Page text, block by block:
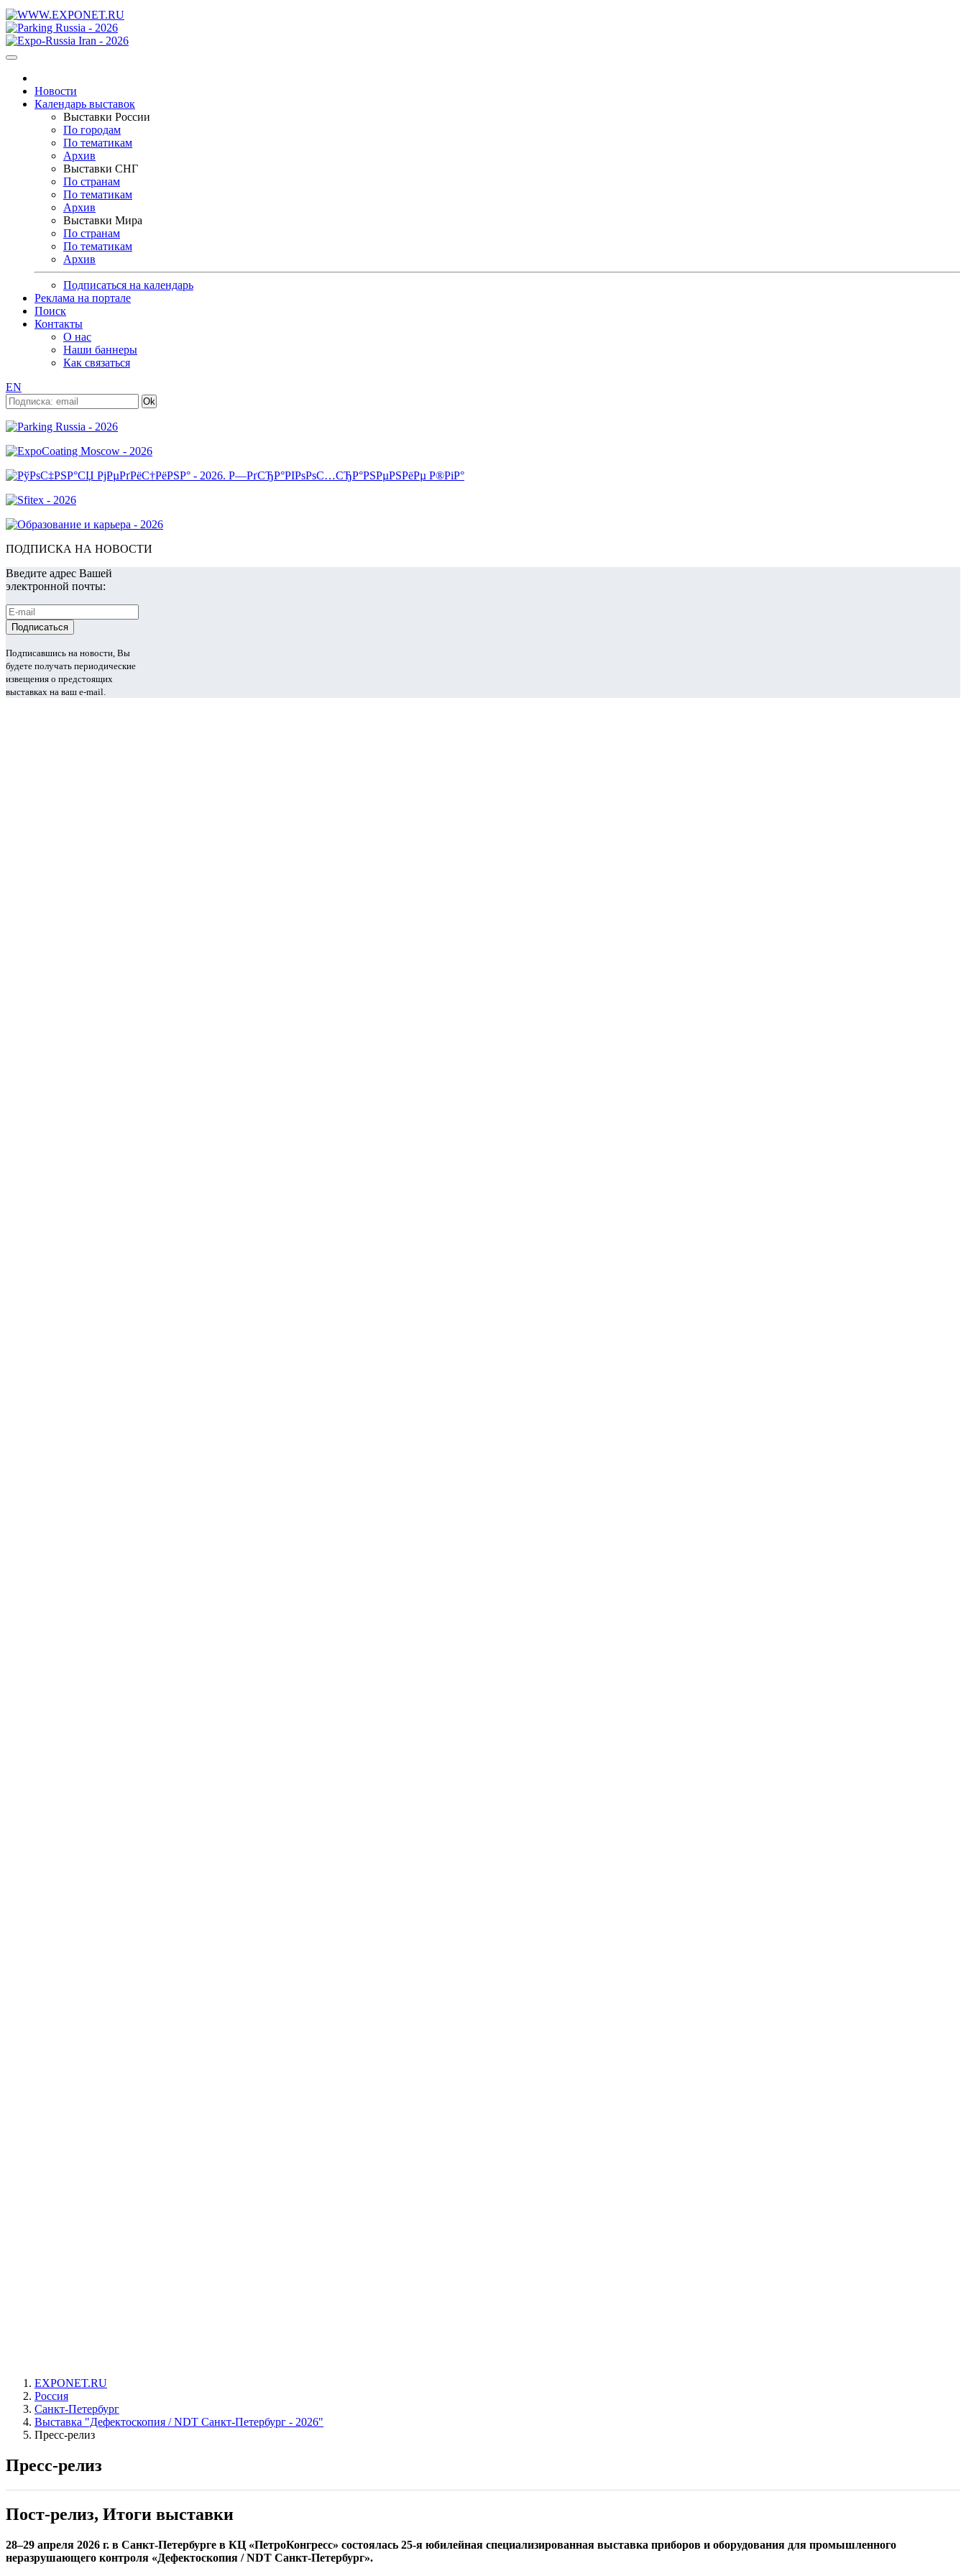
Новости
Календарь выставок
Выставки России
По городам
По тематикам
Архив
Выставки СНГ
По странам
По тематикам
Архив
Выставки Мира
По странам
По тематикам
Архив
Подписаться на календарь
Реклама на портале
Поиск
Контакты
О нас
Наши баннеры
Как связаться
EN
ПОДПИСКА НА НОВОСТИ
Введите адрес Вашей
электронной почты:
Подписавшись на новости, Вы
будете получать периодические
извещения о предстоящих
выставках на ваш e-mail.
EXPONET.RU
Россия
Санкт-Петербург
Выставка "Дефектоскопия / NDT Санкт-Петербург - 2026"
Пресс-релиз
Пресс-релиз
Пост-релиз, Итоги выставки
28–29 апреля 2026 г. в Санкт-Петербурге в КЦ «ПетроКонгресс» состоялась 25-я юбилейная специализированная выставка приборов и оборудования для промышленного
неразрушающего контроля «Дефектоскопия / NDT Санкт-Петербург».